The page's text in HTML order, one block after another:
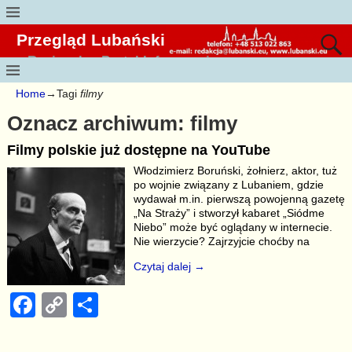
Przegląd Lubański
Regionalny Portal Informacyjny
Home→Tagi filmy
Oznacz archiwum: filmy
Filmy polskie już dostępne na YouTube
Włodzimierz Boruński, żołnierz, aktor, tuż
po wojnie związany z Lubaniem, gdzie
wydawał m.in. pierwszą powojenną gazetę
„Na Straży” i stworzył kabaret „Siódme
Niebo” może być oglądany w internecie.
Nie wierzycie? Zajrzyjcie choćby na
Czytaj dalej →
F C S